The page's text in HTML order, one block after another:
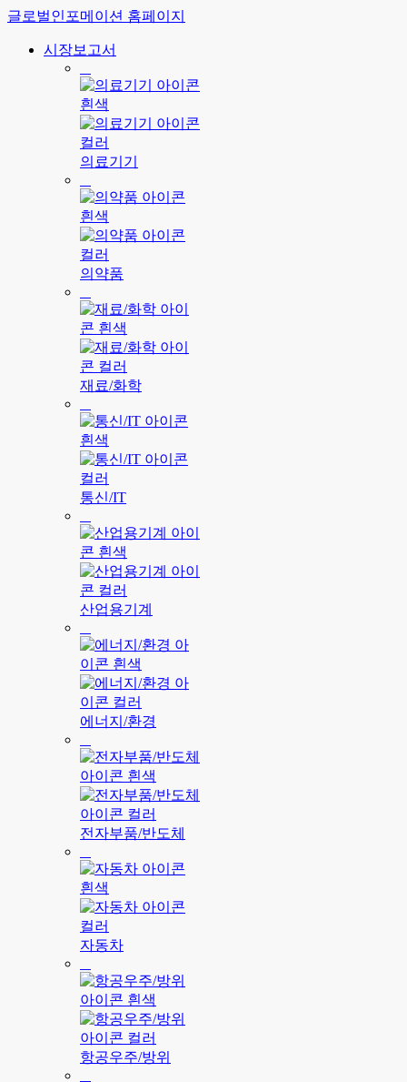
글로벌인포메이션 홈페이지
시장보고서
의료기기
의약품
재료/화학
통신/IT
산업용기계
에너지/환경
전자부품/반도체
자동차
항공우주/방위